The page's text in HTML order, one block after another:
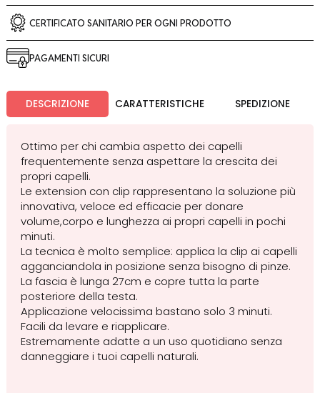
CERTIFICATO SANITARIO PER OGNI PRODOTTO
PAGAMENTI SICURI
DESCRIZIONE CARATTERISTICHE SPEDIZIONE
Ottimo per chi cambia aspetto dei capelli
frequentemente senza aspettare la crescita dei
propri capelli.
Le extension con clip rappresentano la soluzione più
innovativa, veloce ed efficacie per donare
volume,corpo e lunghezza ai propri capelli in pochi
minuti.
La tecnica è molto semplice: applica la clip ai capelli
agganciandola in posizione senza bisogno di pinze.
La fascia è lunga 27cm e copre tutta la parte
posteriore della testa.
Applicazione velocissima bastano solo 3 minuti.
Facili da levare e riapplicare.
Estremamente adatte a un uso quotidiano senza
danneggiare i tuoi capelli naturali.